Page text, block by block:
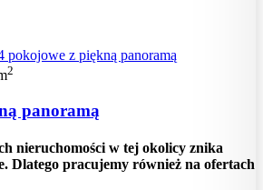
2
panoramą
nieruchomości w tej okolicy znika
Dlatego pracujemy również na ofertach